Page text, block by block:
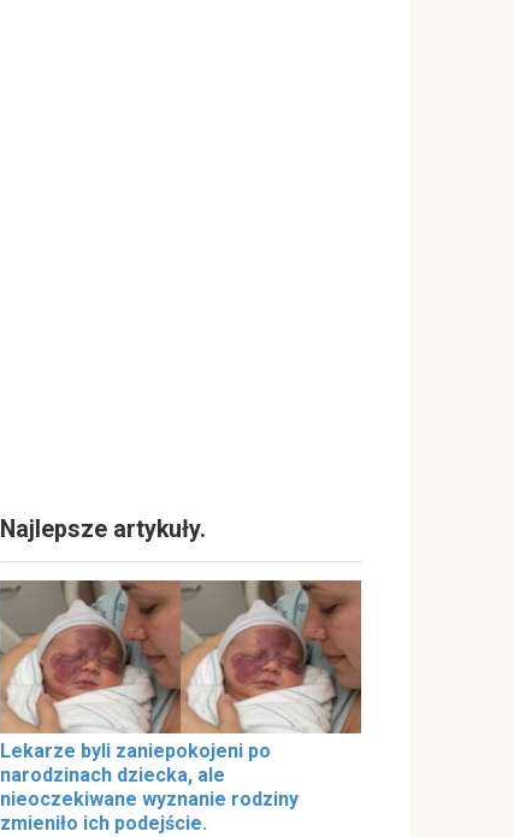
Najlepsze artykuły.
Lekarze byli zaniepokojeni po
narodzinach dziecka, ale
nieoczekiwane wyznanie rodziny
zmieniło ich podejście.